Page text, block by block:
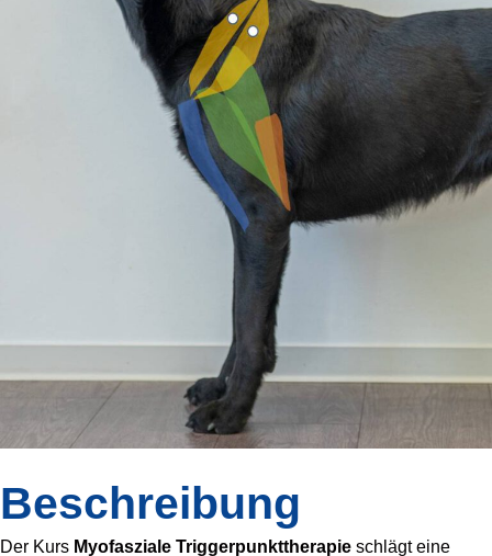
Beschreibung
Der Kurs Myofasziale Triggerpunkttherapie schlägt eine